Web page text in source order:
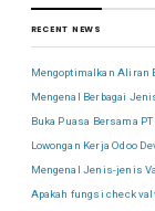
RECENT NEWS
Mengoptimalkan Aliran
Mengenal Berbagai
Buka Puasa Bersama
Lowongan Kerja Odoo
Mengenal Jenis-jenis
Apakah fungsi check